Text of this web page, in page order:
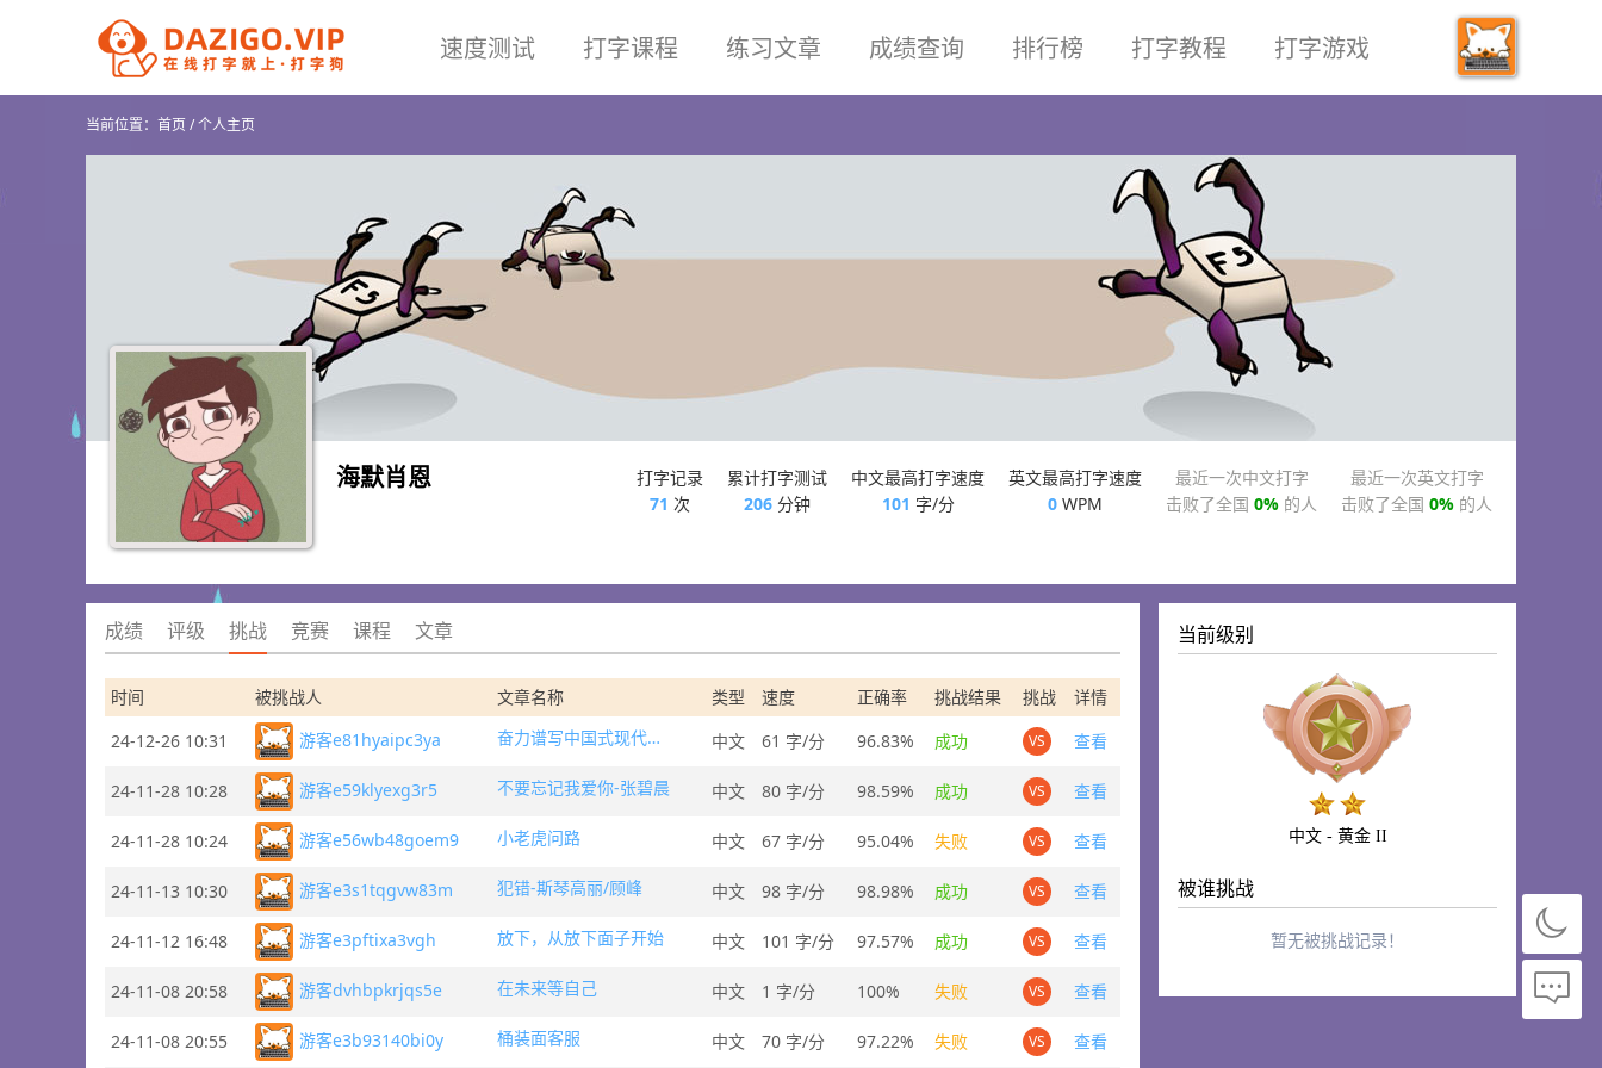
速度测试 打字课程 练习文章 成绩查询 排行榜 打字教程 打字游戏
当前位置： 首页/个人主页
海默肖恩
打字记录
71 次
累计打字测试
206 分钟
中文最高打字速度
101 字/分
英文最高打字速度
0 WPM
最近一次中文打字
击败了全国 0% 的人
最近一次英文打字
击败了全国 0% 的人
成绩 评级 挑战 竞赛 课程 文章
时间 被挑战人 文章名称 类型 速度 正确率 挑战结果 挑战
详情
24-12-26 10:31
游客e81hyaipc3ya 奋力谱写中国式现代化海南篇章 中文 61 字/分 96.83% 成功 VS 查看
24-11-28 10:28 游客e59klyexg3r5 不要忘记我爱你-张碧晨 中文 80 字/分 98.59% 成功 VS 查看
24-11-28 10:24 游客e56wb48goem9 小老虎问路 中文 67 字/分 95.04% 失败 VS 查看
24-11-13 10:30 游客e3s1tqgvw83m 犯错-斯琴高丽/顾峰 中文 98 字/分 98.98% 成功 VS 查看
24-11-12 16:48 游客e3pftixa3vgh 放下，从放下面子开始 中文 101 字/分 97.57% 成功 VS 查看
24-11-08 20:58 游客dvhbpkrjqs5e 在未来等自己 中文 1 字/分 100% 失败 VS 查看
24-11-08 20:55 游客e3b93140bi0y 桶装面客服 中文 70 字/分 97.22% 失败 VS 查看
当前级别
中文 - 黄金 II
被谁挑战
暂无被挑战记录！